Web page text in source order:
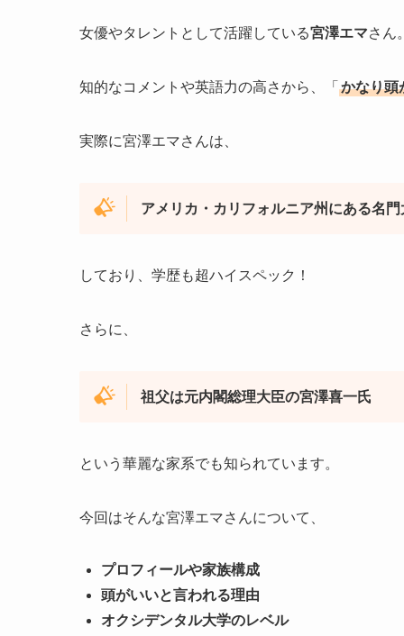
女優やタレントとして活躍している宮澤エマさん
知的なコメントや英語力の高さから、「 かなり頭
実際に宮澤エマさんは、
アメリカ・カリフォルニア州にある名
しており、学歴も超ハイスペック！
さらに、
祖父は元内閣総理大臣の宮澤喜一氏
という華麗な家系でも知られています。
今回はそんな宮澤エマさんについて、
プロフィールや家族構成
頭がいいと言われる理由
オクシデンタル大学のレベル